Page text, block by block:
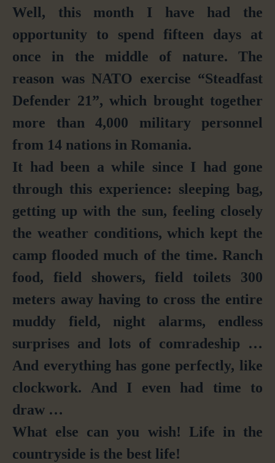
Well, this month I have had the
opportunity to spend fifteen days at
once in the middle of nature. The
reason was NATO exercise “Steadfast
Defender 21”, which brought together
more than 4,000 military personnel
from 14 nations in Romania.
It had been a while since I had gone
through this experience: sleeping bag,
getting up with the sun, feeling closely
the weather conditions, which kept the
camp flooded much of the time. Ranch
food, field showers, field toilets 300
meters away having to cross the entire
muddy field, night alarms, endless
surprises and lots of comradeship …
And everything has gone perfectly, like
clockwork. And I even had time to
draw …
What else can you wish! Life in the
countryside is the best life!